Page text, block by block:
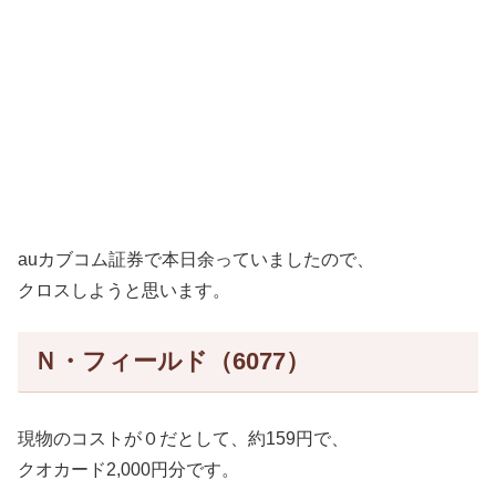
auカブコム証券で本日余っていましたので、
クロスしようと思います。
Ｎ・フィールド（6077）
現物のコストが０だとして、約159円で、
クオカード2,000円分です。